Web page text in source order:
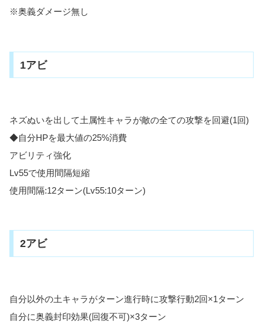
※奥義ダメージ無し
1アビ
ネズぬいを出して土属性キャラが敵の全ての攻撃を回避(1回)
◆自分HPを最大値の25%消費
アビリティ強化
Lv55で使用間隔短縮
使用間隔:12ターン(Lv55:10ターン)
2アビ
自分以外の土キャラがターン進行時に攻撃行動2回×1ターン
自分に奥義封印効果(回復不可)×3ターン